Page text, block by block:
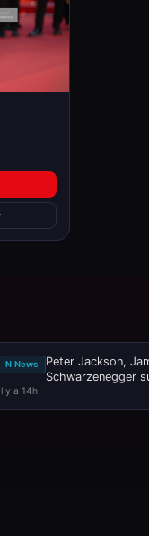
N News
Peter Jackson,
Schwarzenegger
Il y a 14h